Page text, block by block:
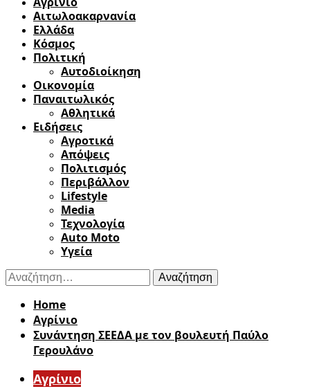
Αιτωλοακαρνανία
Ελλάδα
Κόσμος
Πολιτική
Αυτοδιοίκηση
Οικονομία
Παναιτωλικός
Αθλητικά
Ειδήσεις
Αγροτικά
Απόψεις
Πολιτισμός
Περιβάλλον
Lifestyle
Media
Τεχνολογία
Auto Moto
Υγεία
Αναζήτηση
για:
Home
Aγρίνιο
Συνάντηση ΣΕΕΔΑ με τον βουλευτή Παύλο
Γερουλάνο
Aγρίνιο